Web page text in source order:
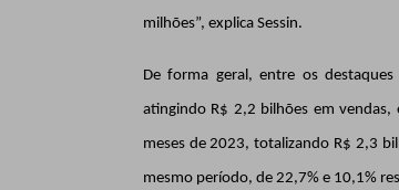
milhões”, explica Sessin.
De forma geral, entre os
atingindo R$ 2,2 bilhões em vendas,
meses de 2023, totalizando R$ 2,3
mesmo período, de 22,7% e 10,1%